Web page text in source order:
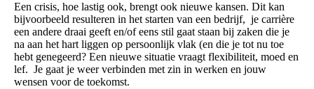
Een crisis, hoe lastig ook, brengt ook nieuwe kansen. Dit kan
bijvoorbeeld resulteren in het starten van een bedrijf, je carrière
een andere draai geeft en/of eens stil gaat staan bij zaken die je
na aan het hart liggen op persoonlijk vlak (en die je tot nu toe
hebt genegeerd? Een nieuwe situatie vraagt flexibiliteit, moed en
lef. Je gaat je weer verbinden met zin in werken en jouw
wensen voor de toekomst.